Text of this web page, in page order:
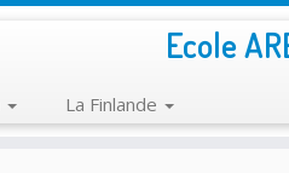
Ecole
La Finlande